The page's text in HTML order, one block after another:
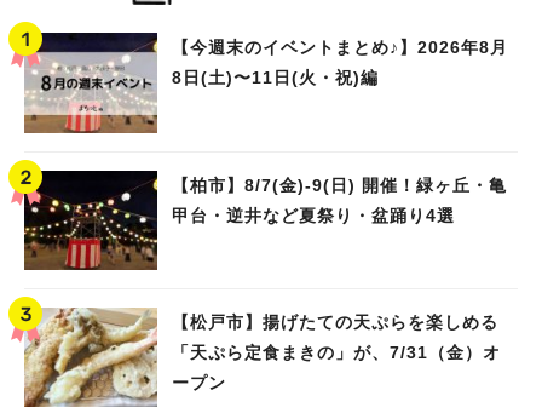
【今週末のイベントまとめ♪】2026年8月
8日(土)〜11日(火・祝)編
【柏市】8/7(金)‐9(日) 開催！緑ヶ丘・亀
甲台・逆井など夏祭り・盆踊り4選
【松戸市】揚げたての天ぷらを楽しめる
「天ぷら定食まきの」が、7/31（金）オ
ープン